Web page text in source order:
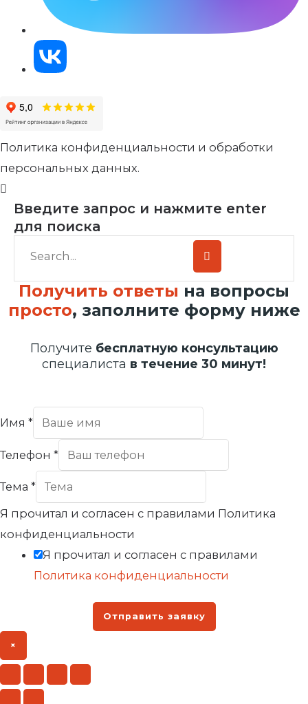
Политика конфиденциальности и обработки
персональных данных.
Введите запрос и нажмите enter
для поиска
Получить ответы на вопросы
просто, заполните форму ниже
Получите бесплатную консультацию
специалиста в течение 30 минут!
Имя *
Телефон *
Тема *
Я прочитал и согласен с правилами Политика
конфиденциальности
Я прочитал и согласен с правилами
Политика конфиденциальности
Отправить заявку
×